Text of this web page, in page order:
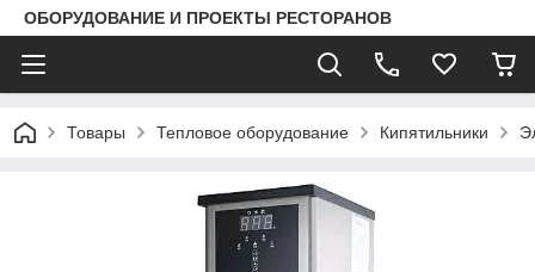
ОБОРУДОВАНИЕ И ПРОЕКТЫ РЕСТОРАНОВ
Товары Тепловое оборудование Кипятильники